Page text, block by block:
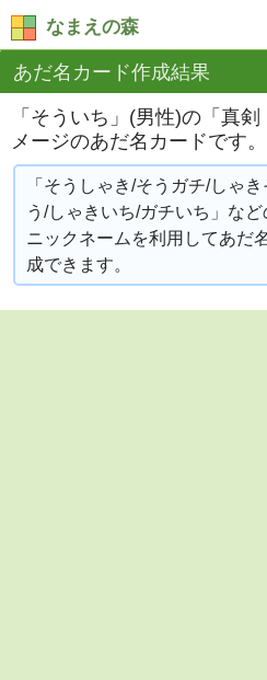
なまえの森
あだ名カード作成結果
「そういち」(男性)の「真
メージのあだ名カードです。
「そうしゃき/そうガチ/しゃ
う/しゃきいち/ガチいち」など
ニックネームを利用してあだ
成できます。